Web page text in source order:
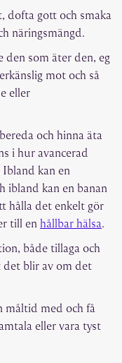
dofta gott och smaka
näringsmängd.
den som äter den, eg
mot och så
eller
och hinna äta
i hur avancerad
kan en
ibland kan en banan
hålla det enkelt gör
till en hållbar hälsa.
både tillaga och
det blir av om det
måltid med och få
eller vara tyst